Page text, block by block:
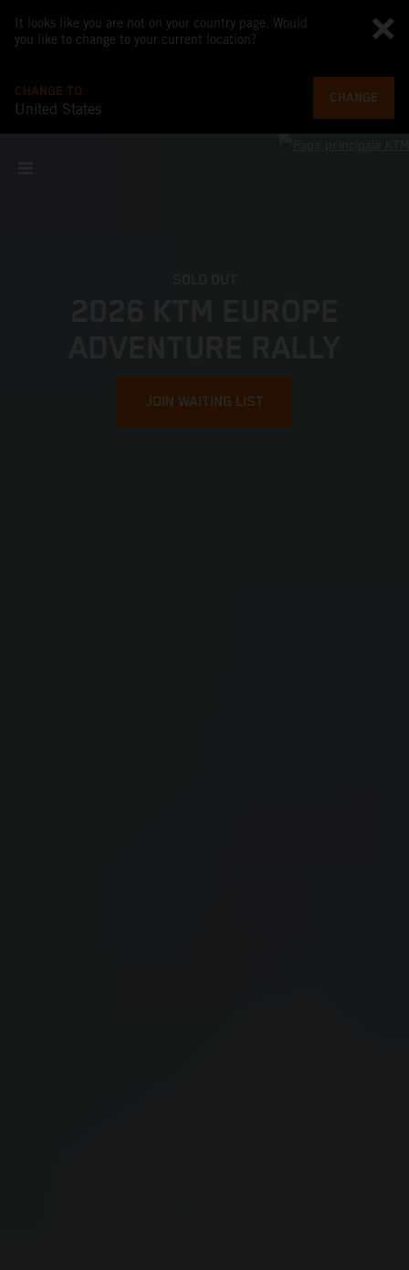
It looks like you are not on your country page. Would
you like to change to your current location?
CHANGE TO
United States
CHANGE
JOIN WAITING LIST